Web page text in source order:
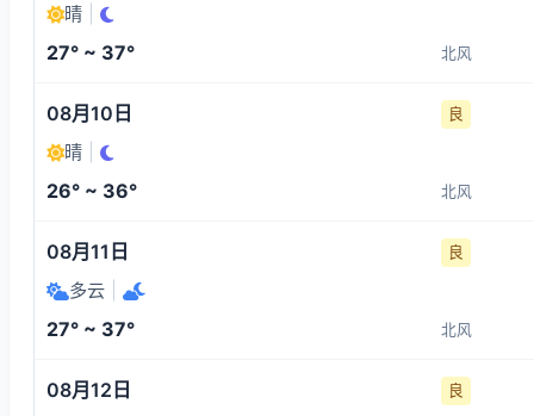
晴
27° ~ 37° 北风
08月10日 良
晴
26° ~ 36° 北风
08月11日 良
多云
27° ~ 37° 北风
08月12日 良